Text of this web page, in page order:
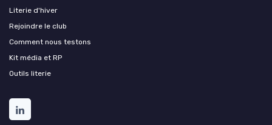
Literie d'hiver
Rejoindre le club
Comment nous testons
Kit média et RP
Outils literie